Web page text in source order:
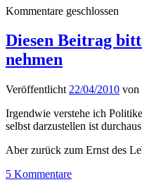
Kommentare geschlossen
Diesen Beitrag
nehmen
Veröffentlicht 22/04/2010 von
Irgendwie verstehe ich
selbst darzustellen ist
Aber zurück zum Ernst des
5 Kommentare